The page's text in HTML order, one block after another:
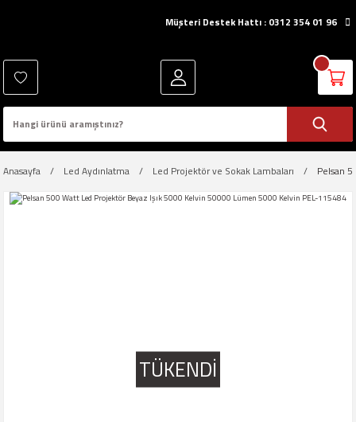
Müşteri Destek Hattı : 0312 354 01 96
Anasayfa Led Aydınlatma Led Projektör ve Sokak Lambaları Pelsan
TÜKENDİ